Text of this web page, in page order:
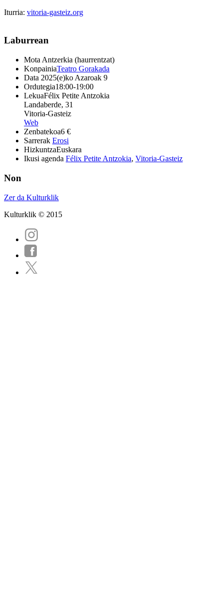
Iturria: vitoria-gasteiz.org
Laburrean
Mota Antzerkia (haurrentzat)
KonpainiaTeatro Gorakada
Data 2025(e)ko Azaroak 9
Ordutegia18:00-19:00
LekuaFélix Petite Antzokia
Landaberde, 31
Vitoria-Gasteiz
Web
Zenbatekoa6 €
Sarrerak Erosi
HizkuntzaEuskara
Ikusi agenda Félix Petite Antzokia, Vitoria-Gasteiz
Non
Zer da Kulturklik
Kulturklik © 2015